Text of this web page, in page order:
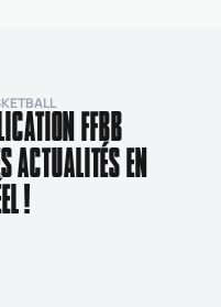
FFBB
ACTUALITÉS EN
!